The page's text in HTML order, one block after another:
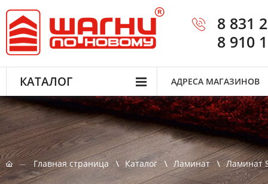
8 831
8 910
КАТАЛОГ АДРЕСА МАГАЗИНОВ
Главная страница Каталог Ламинат Ламинат